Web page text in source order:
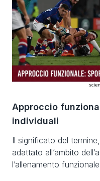
Approccio
individuali
Il significato del
adattato all’ambito
l’allenamento